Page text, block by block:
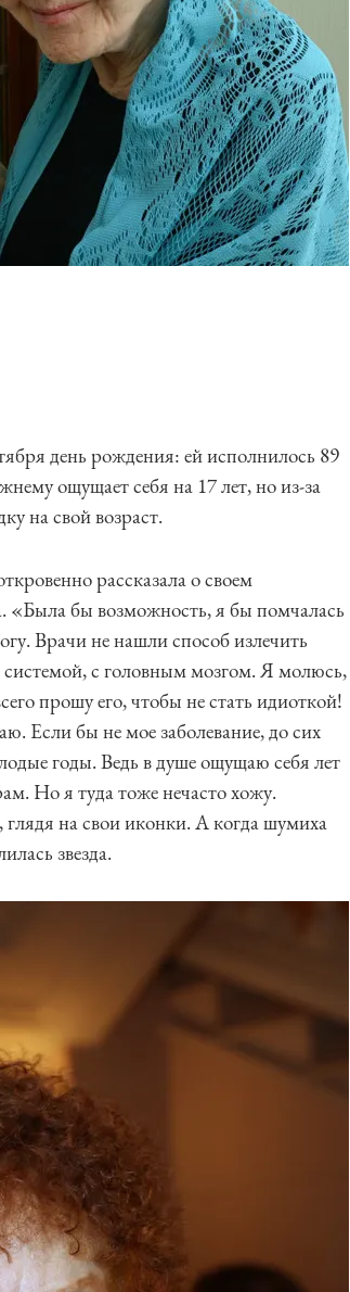
день рождения: ей исполнилось 89
ощущает себя на 17 лет, но из-за
на свой возраст.
рассказала о своем
«Была бы возможность, я бы помчалась
Врачи не нашли способ излечить
с головным мозгом. Я молюсь,
прошу его, чтобы не стать идиоткой!
Если бы не мое заболевание, до сих
годы. Ведь в душе ощущаю себя лет
Но я туда тоже нечасто хожу.
на свои иконки. А когда шумиха
звезда.